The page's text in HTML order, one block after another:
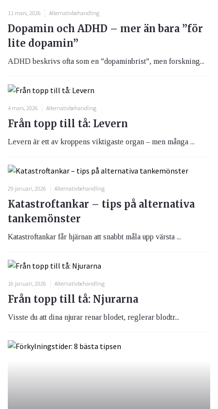
11 mars, 2026 Alternativbehandling
Dopamin och ADHD – mer än bara ”för
lite dopamin”
ADHD beskrivs ofta som en ”dopaminbrist”, men forskning...
4 mars, 2026 Alternativbehandling
Från topp till tå: Levern
Levern är ett av kroppens viktigaste organ – men många ...
29 januari, 2026 Alternativbehandling
Katastroftankar – tips på alternativa
tankemönster
Katastroftankar får hjärnan att snabbt måla upp värsta ...
16 januari, 2026 Alternativbehandling
Från topp till tå: Njurarna
Visste du att dina njurar renar blodet, reglerar blodtr...